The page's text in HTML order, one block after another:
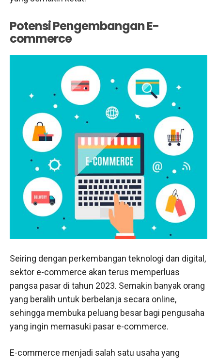
Potensi Pengembangan E-
commerce
Seiring dengan perkembangan teknologi dan digital,
sektor e-commerce akan terus memperluas
pangsa pasar di tahun 2023. Semakin banyak orang
yang beralih untuk berbelanja secara online,
sehingga membuka peluang besar bagi pengusaha
yang ingin memasuki pasar e-commerce.
E-commerce menjadi salah satu usaha yang